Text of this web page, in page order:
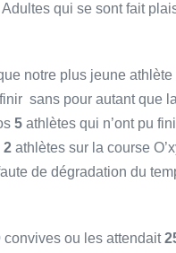
Adultes qui se sont fait
notre plus jeune
sans pour autant que
5 athlètes qui n’ont pu
2 athlètes sur la course
de dégradation du
convives ou les attendait